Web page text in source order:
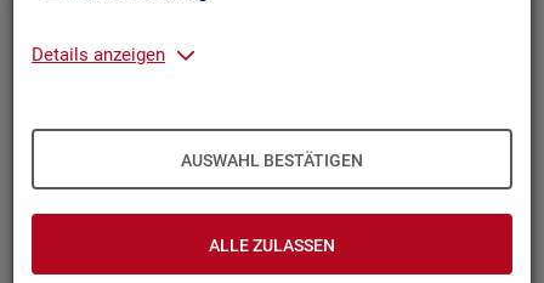
Details anzeigen
AUSWAHL BESTÄTIGEN
ALLE ZULASSEN